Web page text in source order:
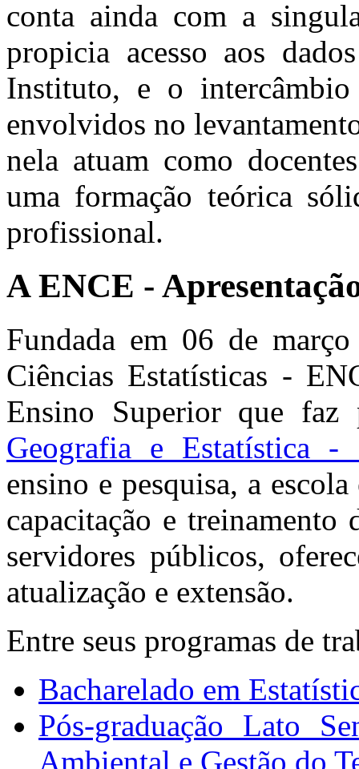
conta ainda com a
propicia acesso aos
Instituto, e o
envolvidos no
nela atuam como
uma formação teórica
profissional.
A ENCE -
Fundada em 06 de
Ciências Estatísticas -
Ensino Superior que
Geografia e Estatística -
ensino e pesquisa, a
capacitação e
servidores públicos,
atualização e extensão.
Entre seus programas de
Bacharelado em
Pós-graduação Lato
Ambiental e Gestão do